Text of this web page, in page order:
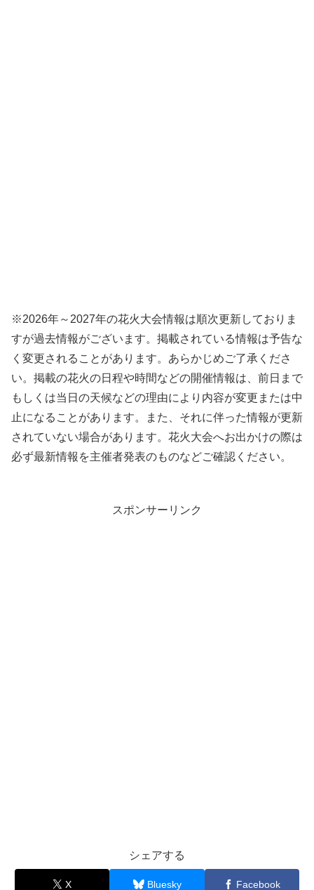
※2026年～2027年の花火大会情報は順次更新しておりま
すが過去情報がございます。掲載されている情報は予告な
く変更されることがあります。あらかじめご了承くださ
い。掲載の花火の日程や時間などの開催情報は、前日まで
もしくは当日の天候などの理由により内容が変更または中
止になることがあります。また、それに伴った情報が更新
されていない場合があります。花火大会へお出かけの際は
必ず最新情報を主催者発表のものなどご確認ください。
スポンサーリンク
シェアする
X Bluesky Facebook